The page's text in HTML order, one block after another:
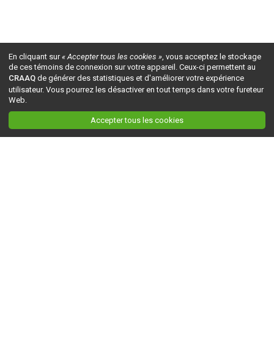
En cliquant sur« Accepter tous les cookies », vous acceptez le stockage
de ces témoins de connexion sur votre appareil. Ceux-ci permettent au
CRAAQ de générer des statistiques et d'améliorer votre expérience
utilisateur. Vous pourrez les désactiver en tout temps dans votre fureteur
Web.
Accepter tous les cookies